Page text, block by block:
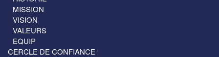
MISSION
VISION
VALEURS
EQUIP
CERCLE DE CONFIANCE